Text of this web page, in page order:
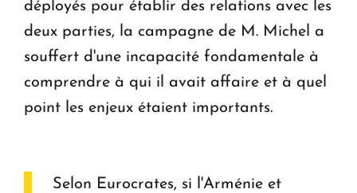
déployés pour établir des relations avec les
deux parties, la campagne de M. Michel a
souffert d'une incapacité fondamentale à
comprendre à qui il avait affaire et à quel
point les enjeux étaient importants.
Selon Eurocrates, si l'Arménie et